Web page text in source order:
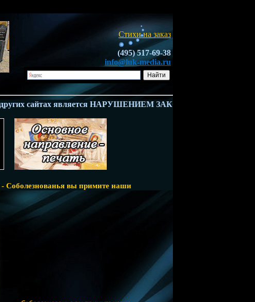
Стихи на заказ
(495) 517-69-38
info@luk-media.ru
сайтах является НАРУШЕНИЕМ ЗАКОНА - Ч.4 ГК РФ.
Соболезнованья вы примите наши